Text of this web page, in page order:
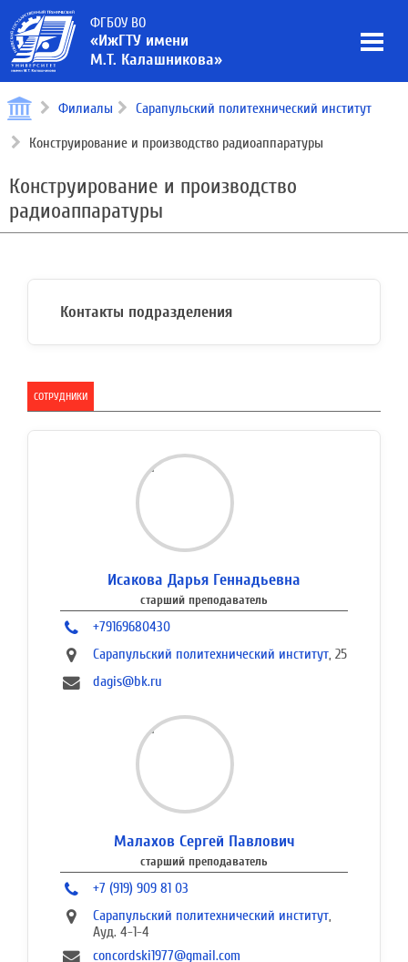
ФГБОУ ВО
«ИжГТУ имени
М.Т. Калашникова»
Филиалы Сарапульский политехнический институт
Конструирование и производство радиоаппаратуры
Конструирование и производство
радиоаппаратуры
Контакты подразделения
СОТРУДНИКИ
Исакова Дарья Геннадьевна
старший преподаватель
+79169680430
Сарапульский политехнический институт, 25
dagis@bk.ru
Малахов Сергей Павлович
старший преподаватель
+7 (919) 909 81 03
Сарапульский политехнический институт,
Ауд. 4-1-4
concordski1977@gmail.com